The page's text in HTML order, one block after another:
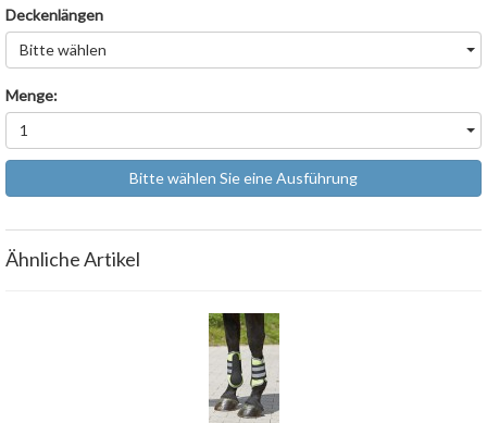
Deckenlängen
Bitte wählen
Menge:
1
Bitte wählen Sie eine Ausführung
Ähnliche Artikel